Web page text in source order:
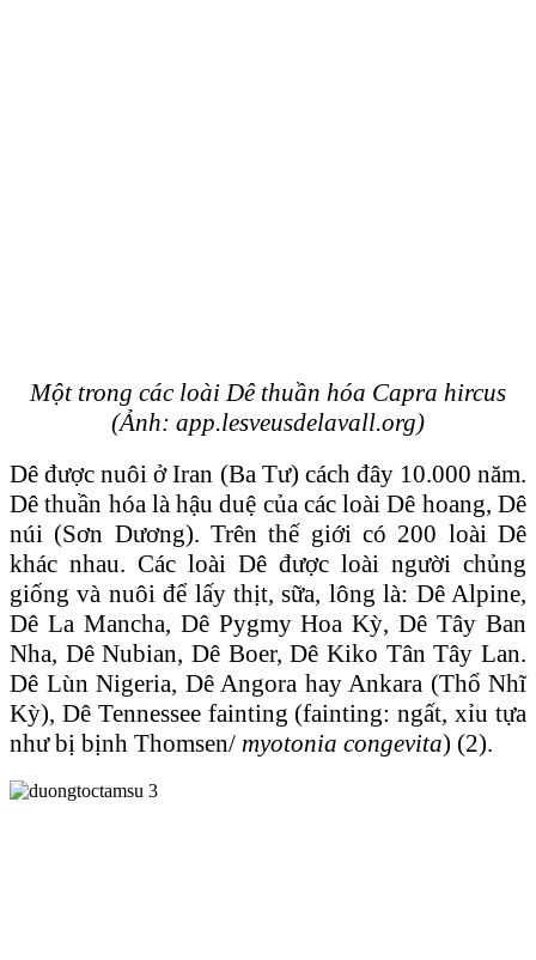
Một trong các loài Dê thuần hóa Capra hircus
(Ảnh: app.lesveusdelavall.org)
Dê được nuôi ở Iran (Ba Tư) cách đây 10.000 năm.
Dê thuần hóa là hậu duệ của các loài Dê hoang, Dê
núi (Sơn Dương). Trên thế giới có 200 loài Dê
khác nhau. Các loài Dê được loài người chủng
giống và nuôi để lấy thịt, sữa, lông là: Dê Alpine,
Dê La Mancha, Dê Pygmy Hoa Kỳ, Dê Tây Ban
Nha, Dê Nubian, Dê Boer, Dê Kiko Tân Tây Lan.
Dê Lùn Nigeria, Dê Angora hay Ankara (Thổ Nhĩ
Kỳ), Dê Tennessee fainting (fainting: ngất, xỉu tựa
như bị bịnh Thomsen/ myotonia congevita) (2).